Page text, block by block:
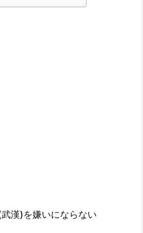
漢)を嫌いにならない